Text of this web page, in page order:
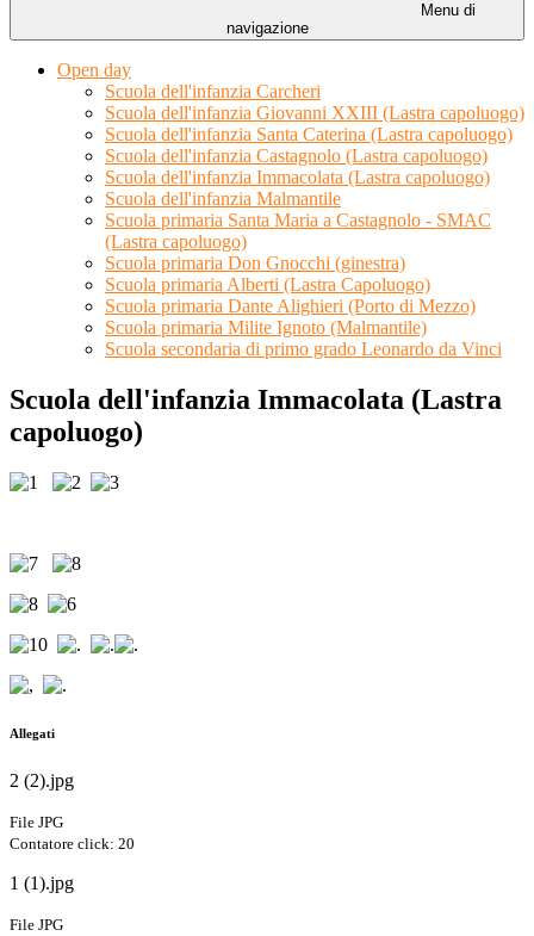
Menu di
navigazione
Open day
Scuola dell'infanzia Carcheri
Scuola dell'infanzia Giovanni XXIII (Lastra capoluogo)
Scuola dell'infanzia Santa Caterina (Lastra capoluogo)
Scuola dell'infanzia Castagnolo (Lastra capoluogo)
Scuola dell'infanzia Immacolata (Lastra capoluogo)
Scuola dell'infanzia Malmantile
Scuola primaria Santa Maria a Castagnolo - SMAC
(Lastra capoluogo)
Scuola primaria Don Gnocchi (ginestra)
Scuola primaria Alberti (Lastra Capoluogo)
Scuola primaria Dante Alighieri (Porto di Mezzo)
Scuola primaria Milite Ignoto (Malmantile)
Scuola secondaria di primo grado Leonardo da Vinci
Scuola dell'infanzia Immacolata (Lastra
capoluogo)
Allegati
2 (2).jpg
File JPG
Contatore click: 20
1 (1).jpg
File JPG